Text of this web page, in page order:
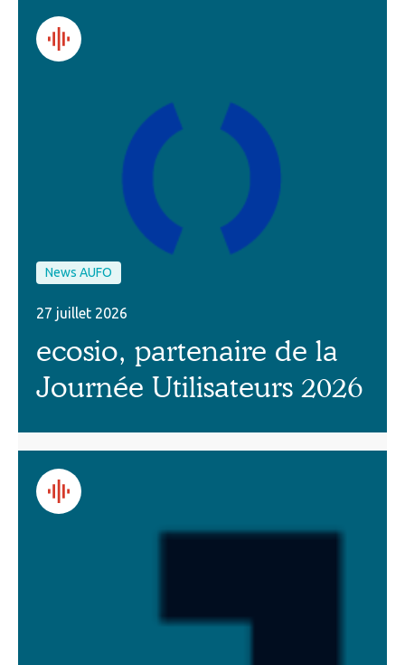
News AUFO
27 juillet 2026
ecosio, partenaire de la
Journée Utilisateurs 2026